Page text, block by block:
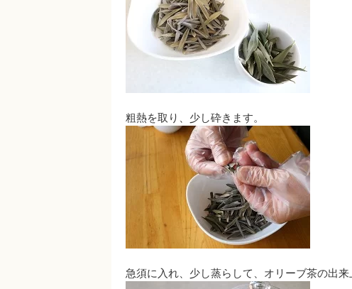
粗熱を取り、少し砕きます。
急須に入れ、少し蒸らして、オリーブ茶の出来